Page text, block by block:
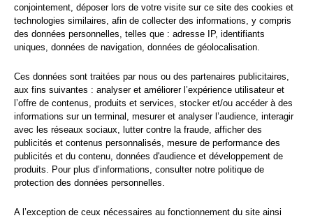
conjointement, déposer lors de votre visite sur ce site des cookies et
technologies similaires, afin de collecter des informations, y compris
des données personnelles, telles que : adresse IP, identifiants
uniques, données de navigation, données de géolocalisation.
Ces données sont traitées par nous ou des partenaires publicitaires,
aux fins suivantes : analyser et améliorer l’expérience utilisateur et
l’offre de contenus, produits et services, stocker et/ou accéder à des
informations sur un terminal, mesurer et analyser l’audience, interagir
avec les réseaux sociaux, lutter contre la fraude, afficher des
publicités et contenus personnalisés, mesure de performance des
publicités et du contenu, données d'audience et développement de
produits. Pour plus d’informations, consulter notre politique de
protection des données personnelles.
A l’exception de ceux nécessaires au fonctionnement du site ainsi
© 2021 PREMIUM ENERGY FRANCE
CGU|Mentions légales |Politique de vie privée